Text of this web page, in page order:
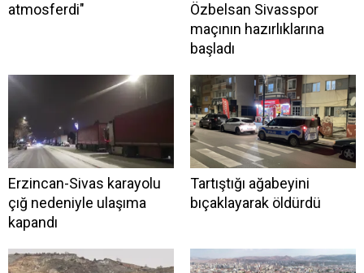
atmosferdi"
Özbelsan Sivasspor
maçının hazırlıklarına
başladı
Erzincan-Sivas karayolu
çığ nedeniyle ulaşıma
kapandı
Tartıştığı ağabeyini
bıçaklayarak öldürdü